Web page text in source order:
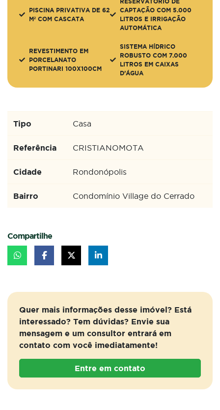
PISCINA PRIVATIVA DE 62
M² COM CASCATA
CAPTAÇÃO COM 5.000
LITROS E IRRIGAÇÃO
AUTOMÁTICA
REVESTIMENTO EM
PORCELANATO
PORTINARI 100X100CM
SISTEMA HÍDRICO
ROBUSTO COM 7.000
LITROS EM CAIXAS
D’ÁGUA
Tipo Casa
Referência CRISTIANOMOTA
Cidade Rondonópolis
Bairro Condomínio Village do Cerrado
Compartilhe
Quer mais informações desse imóvel? Está
interessado? Tem dúvidas? Envie sua
mensagem e um consultor entrará em
contato com você imediatamente!
Entre em contato